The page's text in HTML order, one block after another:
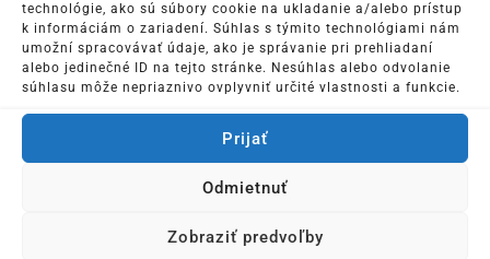
technológie, ako sú súbory cookie na ukladanie a/alebo prístup
k informáciám o zariadení. Súhlas s týmito technológiami nám
umožní spracovávať údaje, ako je správanie pri prehliadaní
alebo jedinečné ID na tejto stránke. Nesúhlas alebo odvolanie
súhlasu môže nepriaznivo ovplyvniť určité vlastnosti a funkcie.
Prijať
Odmietnuť
Zobraziť predvoľby